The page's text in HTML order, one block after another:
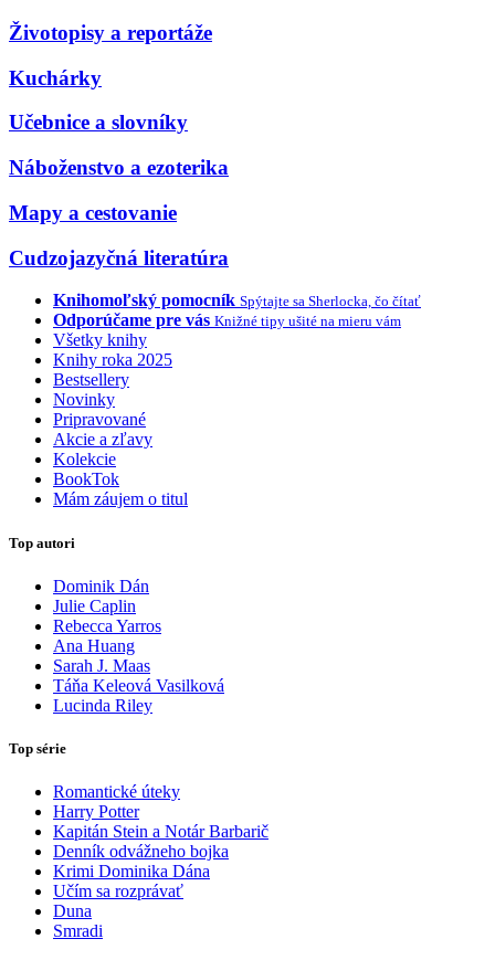
Životopisy a reportáže
Kuchárky
Učebnice a slovníky
Náboženstvo a ezoterika
Mapy a cestovanie
Cudzojazyčná literatúra
Knihomoľský pomocník Spýtajte sa Sherlocka, čo čítať
Odporúčame pre vás Knižné tipy ušité na mieru vám
Všetky knihy
Knihy roka 2025
Bestsellery
Novinky
Pripravované
Akcie a zľavy
Kolekcie
BookTok
Mám záujem o titul
Top autori
Dominik Dán
Julie Caplin
Rebecca Yarros
Ana Huang
Sarah J. Maas
Táňa Keleová Vasilková
Lucinda Riley
Top série
Romantické úteky
Harry Potter
Kapitán Stein a Notár Barbarič
Denník odvážneho bojka
Krimi Dominika Dána
Učím sa rozprávať
Duna
Smradi